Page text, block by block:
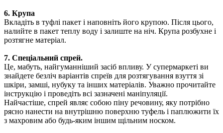
6. Крупа
Вкладіть в туфлі пакет і наповніть його крупою. Після цього,
налийте в пакет теплу воду і залиште на ніч. Крупа розбухне і
розтягне матеріал.
7. Спеціальний спрей.
Це, мабуть, найгуманніший засіб впливу. У супермаркеті ви
знайдете безліч варіантів спреїв для розтягування взуття зі
шкіри, замші, нубуку та інших матеріалів. Уважно прочитайте
інструкцію і проведіть всі зазначені маніпуляції.
Найчастіше, спрей являє собою піну речовину, яку потрібно
рясно нанести на внутрішню поверхню туфель і паплюжити їх
з махровим або будь-яким іншим щільним носком.